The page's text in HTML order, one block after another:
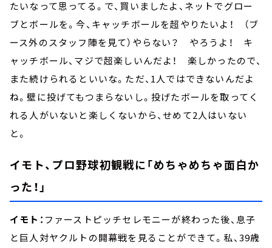
たいなって思ってる。で、買いましたよ、ネットでグロー
ブとボールを。今、キャッチボールを超やりたいよ！ （ブ
ース外のスタッフ陣を見て）やらない？ やろうよ！ キ
ャッチボール、マジで超楽しいんだよ！ 楽しかったので、
また続けられるといいな。ただ、1人ではできないんだよ
ね。壁に投げてもつまらないし。投げたボールを取ってく
れる人がいないと楽しくないから、せめて2人はいない
と。
イモト、プロ野球初観戦に「めちゃめちゃ面白か
った！」
イモト： ファーストピッチセレモニーが終わった後、息子
と巨人対ヤクルトの開幕戦を見ることができて。私、39歳